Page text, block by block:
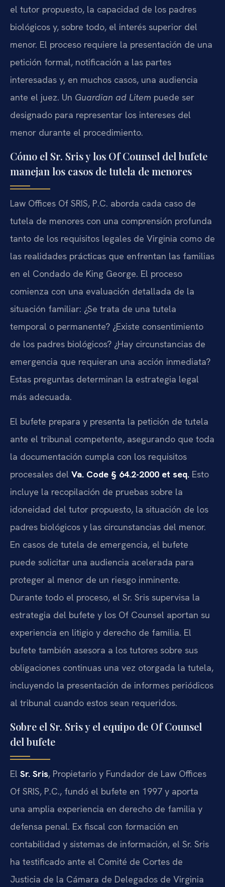
el tutor propuesto, la capacidad de los padres
biológicos y, sobre todo, el interés superior del
menor. El proceso requiere la presentación de una
petición formal, notificación a las partes
interesadas y, en muchos casos, una audiencia
ante el juez. Un Guardian ad Litem puede ser
designado para representar los intereses del
menor durante el procedimiento.
Cómo el Sr. Sris y los Of Counsel del bufete
manejan los casos de tutela de menores
Law Offices Of SRIS, P.C. aborda cada caso de
tutela de menores con una comprensión profunda
tanto de los requisitos legales de Virginia como de
las realidades prácticas que enfrentan las familias
en el Condado de King George. El proceso
comienza con una evaluación detallada de la
situación familiar: ¿Se trata de una tutela
temporal o permanente? ¿Existe consentimiento
de los padres biológicos? ¿Hay circunstancias de
emergencia que requieran una acción inmediata?
Estas preguntas determinan la estrategia legal
más adecuada.
El bufete prepara y presenta la petición de tutela
ante el tribunal competente, asegurando que toda
la documentación cumpla con los requisitos
procesales del Va. Code § 64.2-2000 et seq. Esto
incluye la recopilación de pruebas sobre la
idoneidad del tutor propuesto, la situación de los
padres biológicos y las circunstancias del menor.
En casos de tutela de emergencia, el bufete
puede solicitar una audiencia acelerada para
proteger al menor de un riesgo inminente.
Durante todo el proceso, el Sr. Sris supervisa la
estrategia del bufete y los Of Counsel aportan su
experiencia en litigio y derecho de familia. El
bufete también asesora a los tutores sobre sus
obligaciones continuas una vez otorgada la tutela,
incluyendo la presentación de informes periódicos
al tribunal cuando estos sean requeridos.
Sobre el Sr. Sris y el equipo de Of Counsel
del bufete
El Sr. Sris, Propietario y Fundador de Law Offices
Of SRIS, P.C., fundó el bufete en 1997 y aporta
una amplia experiencia en derecho de familia y
defensa penal. Ex fiscal con formación en
contabilidad y sistemas de información, el Sr. Sris
ha testificado ante el Comité de Cortes de
Justicia de la Cámara de Delegados de Virginia